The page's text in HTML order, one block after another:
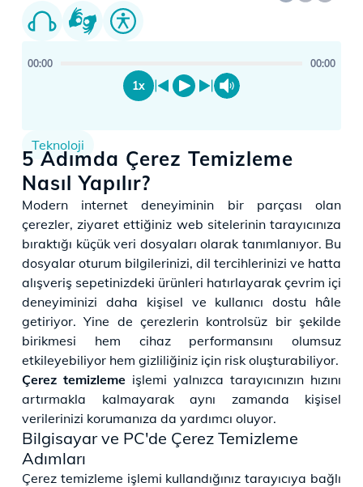
00:00 00:00
1x
Teknoloji
5 Adımda Çerez Temizleme
Nasıl Yapılır?
​Modern internet deneyiminin bir parçası olan
çerezler, ziyaret ettiğiniz web sitelerinin tarayıcınıza
bıraktığı küçük veri dosyaları olarak tanımlanıyor. Bu
dosyalar oturum bilgilerinizi, dil tercihlerinizi ve hatta
alışveriş sepetinizdeki ürünleri hatırlayarak çevrim içi
deneyiminizi daha kişisel ve kullanıcı dostu hâle
getiriyor. Yine de çerezlerin kontrolsüz bir şekilde
birikmesi hem cihaz performansını olumsuz
etkileyebiliyor hem gizliliğiniz için risk oluşturabiliyor.
Çerez temizleme işlemi yalnızca tarayıcınızın hızını
artırmakla kalmayarak aynı zamanda kişisel
verilerinizi korumanıza da yardımcı oluyor.
Bilgisayar ve PC'de Çerez Temizleme
Adımları
Çerez temizleme işlemi kullandığınız tarayıcıya bağlı